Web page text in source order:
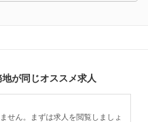
が同じオススメ求人
せん。まずは求人を閲覧しましょ